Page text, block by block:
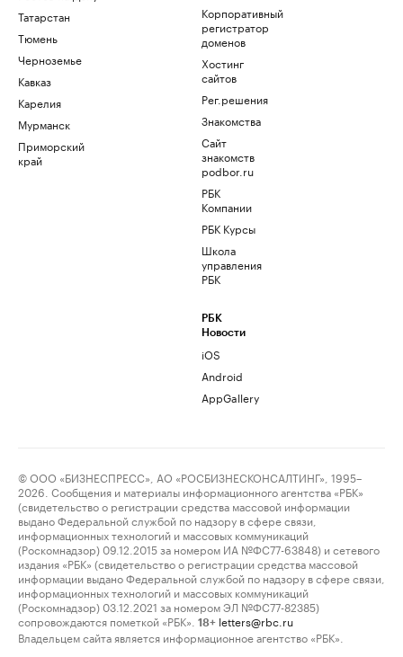
Татарстан
Тюмень
Черноземье
Кавказ
Карелия
Мурманск
Приморский
край
Корпоративный
регистратор
доменов
Хостинг
сайтов
Рег.решения
Знакомства
Сайт
знакомств
podbor.ru
РБК
Компании
РБК Курсы
Школа
управления
РБК
РБК
Новости
iOS
Android
AppGallery
© ООО «БИЗНЕСПРЕСС», АО «РОСБИЗНЕСКОНСАЛТИНГ», 1995–
2026. Сообщения и материалы информационного агентства «РБК»
(свидетельство о регистрации средства массовой информации
выдано Федеральной службой по надзору в сфере связи,
информационных технологий и массовых коммуникаций
(Роскомнадзор) 09.12.2015 за номером ИА №ФС77-63848) и сетевого
издания «РБК» (свидетельство о регистрации средства массовой
информации выдано Федеральной службой по надзору в сфере связи,
информационных технологий и массовых коммуникаций
(Роскомнадзор) 03.12.2021 за номером ЭЛ №ФС77-82385)
сопровождаются пометкой «РБК».
18+ letters@rbc.ru
Владельцем сайта является информационное агентство «РБК».